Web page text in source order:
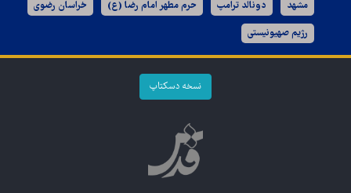
مشهد دونالد ترامپ حرم مطهر امام رضا (ع) خراسان رضوی
رژیم صهیونیستی
نسخه دسکتاپ